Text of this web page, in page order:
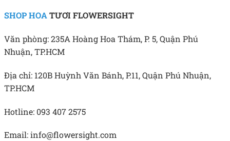
SHOP HOATƯƠI FLOWERSIGHT
Văn phòng: 235A Hoàng Hoa Thám, P. 5, Quận Phú
Nhuận, TP.HCM
Địa chỉ: 120B Huỳnh Văn Bánh, P.11, Quận Phú Nhuận,
TP.HCM
Hotline: 093 407 2575
Email: info@flowersight.com